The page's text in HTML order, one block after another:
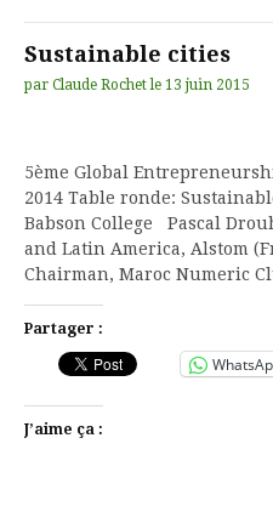
Sustainable cities
par Claude Rochet le 13 juin 2015
5ème Global
2014 Table ronde:
Babson College Pascal
and Latin America, Alstom
Chairman, Maroc Numeric
Partager :
J’aime ça :